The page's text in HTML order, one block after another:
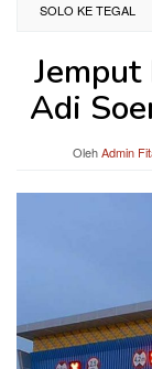
SOLO KE TEGAL
Jemput
Adi
OlehAdmin